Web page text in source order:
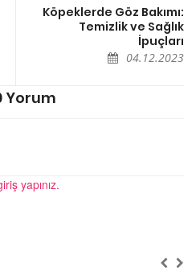
Köpeklerde Göz Bakımı:
Temizlik ve Sağlık
İpuçları
04.12.2023
Yorum
yapınız.